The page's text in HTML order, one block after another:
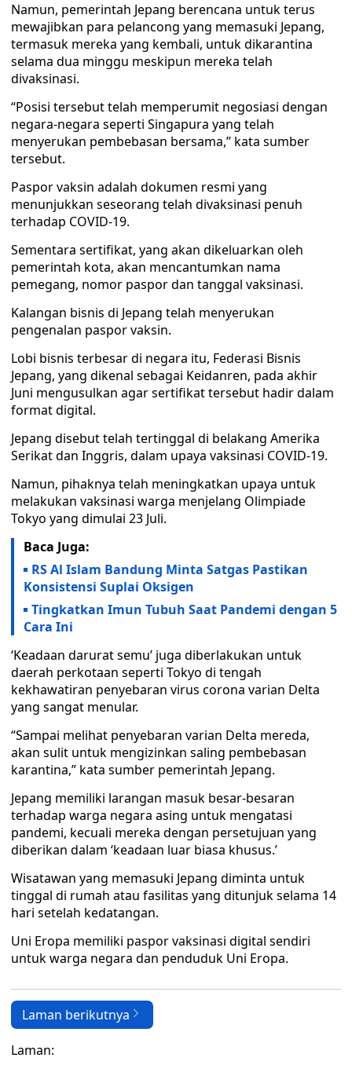
Namun, pemerintah Jepang berencana untuk terus
mewajibkan para pelancong yang memasuki Jepang,
termasuk mereka yang kembali, untuk dikarantina
selama dua minggu meskipun mereka telah
divaksinasi.
“Posisi tersebut telah memperumit negosiasi dengan
negara-negara seperti Singapura yang telah
menyerukan pembebasan bersama,” kata sumber
tersebut.
Paspor vaksin adalah dokumen resmi yang
menunjukkan seseorang telah divaksinasi penuh
terhadap COVID-19.
Sementara sertifikat, yang akan dikeluarkan oleh
pemerintah kota, akan mencantumkan nama
pemegang, nomor paspor dan tanggal vaksinasi.
Kalangan bisnis di Jepang telah menyerukan
pengenalan paspor vaksin.
Lobi bisnis terbesar di negara itu, Federasi Bisnis
Jepang, yang dikenal sebagai Keidanren, pada akhir
Juni mengusulkan agar sertifikat tersebut hadir dalam
format digital.
Jepang disebut telah tertinggal di belakang Amerika
Serikat dan Inggris, dalam upaya vaksinasi COVID-19.
Namun, pihaknya telah meningkatkan upaya untuk
melakukan vaksinasi warga menjelang Olimpiade
Tokyo yang dimulai 23 Juli.
Baca Juga:
RS Al Islam Bandung Minta Satgas Pastikan
Konsistensi Suplai Oksigen
Tingkatkan Imun Tubuh Saat Pandemi dengan 5
Cara Ini
‘Keadaan darurat semu’ juga diberlakukan untuk
daerah perkotaan seperti Tokyo di tengah
kekhawatiran penyebaran virus corona varian Delta
yang sangat menular.
“Sampai melihat penyebaran varian Delta mereda,
akan sulit untuk mengizinkan saling pembebasan
karantina,” kata sumber pemerintah Jepang.
Jepang memiliki larangan masuk besar-besaran
terhadap warga negara asing untuk mengatasi
pandemi, kecuali mereka dengan persetujuan yang
diberikan dalam ‘keadaan luar biasa khusus.’
Wisatawan yang memasuki Jepang diminta untuk
tinggal di rumah atau fasilitas yang ditunjuk selama 14
hari setelah kedatangan.
Uni Eropa memiliki paspor vaksinasi digital sendiri
untuk warga negara dan penduduk Uni Eropa.
Laman berikutnya
Laman: